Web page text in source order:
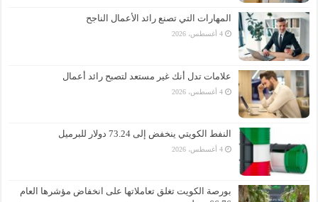
المهارات التي تصنع رائد الأعمال الناجح
4 أغسطس، 2026
علامات تدل أنك غير مستعد لتصبح رائد أعمال
4 أغسطس، 2026
النفط الكويتي ينخفض إلى 73.24 دولار للبرميل
4 أغسطس، 2026
بورصة الكويت تغلق تعاملاتها على انخفاض مؤشرها العام